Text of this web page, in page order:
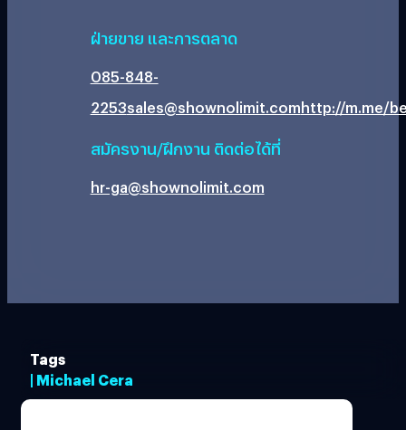
ฝ่ายขาย และการตลาด
085-848-
2253sales@shownolimit.comhttp://m.me/
สมัครงาน/ฝึกงาน ติดต่อได้ที่
hr-ga@shownolimit.com
Tags
| Michael Cera